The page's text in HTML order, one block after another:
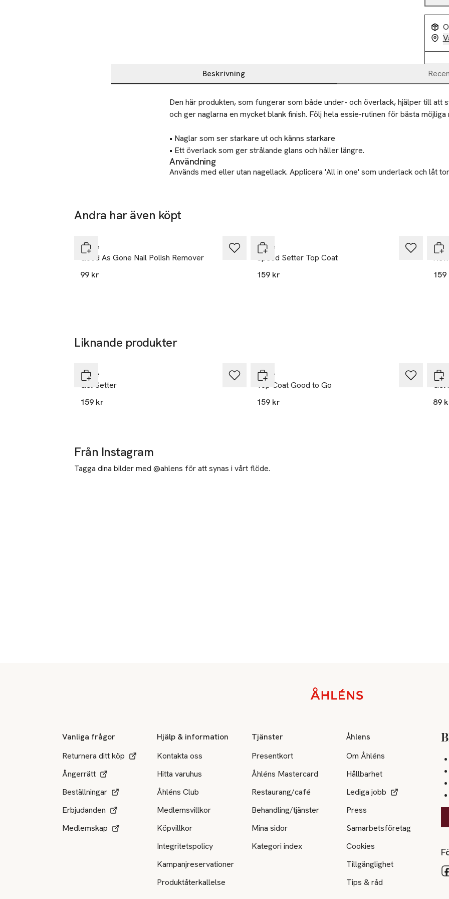
Beskrivning
Beskrivning
Den här produkten, som fungerar som både under- och överlack, hjälper till att
och ger naglarna en mycket blank finish. Följ hela essie-rutinen för bästa möjliga
• Naglar som ser starkare ut och känns starkare
• Ett överlack som ger strålande glans och håller längre.
Användning
Används med eller utan nagellack. Applicera 'All in one' som underlack och låt
Tillverkare
rue d’Alsace
Andra har även köpt
Essie
Good As Gone Nail Polish Remover
99 kr
Essie
Speed Setter Top Coat
159 kr
Liknande produkter
Essie
Gel Setter
159 kr
Essie
Top Coat Good to Go
159 kr
Gel
89
Från Instagram
Tagga dina bilder med @ahlens för att synas i vårt flöde.
Vanliga frågor
Returnera ditt köp
Ångerrätt
Beställningar
Erbjudanden
Medlemskap
Hjälp & information
Kontakta oss
Hitta varuhus
Åhléns Club
Medlemsvillkor
Köpvillkor
Integritetspolicy
Kampanjreservationer
Produktåterkallelse
Tjänster
Presentkort
Åhléns Mastercard
Restaurang/café
Behandling/tjänster
Mina sidor
Kategori index
Åhlens
Om Åhléns
Hållbarhet
Lediga jobb
Press
Samarbetsföretag
Cookies
Tillgänglighet
Tips & råd